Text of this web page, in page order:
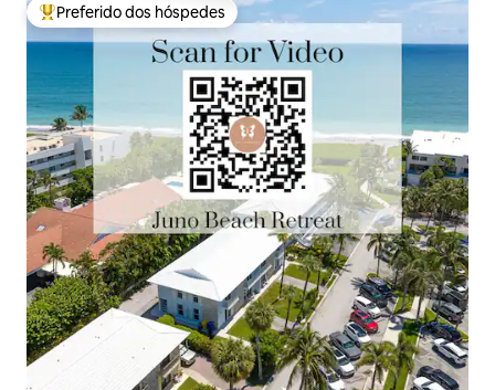
Entre os melhores preferidos dos hóspedes
Preferido dos hóspedes